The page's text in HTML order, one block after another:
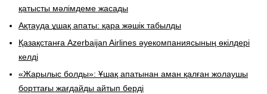
қатысты мәлімдеме жасады
Ақтауда ұшақ апаты: қара жәшік табылды
​Қазақстанға Azerbaijan Airlines әуекомпаниясының өкілдері
келді
«Жарылыс болды»: Ұшақ апатынан аман қалған жолаушы
борттағы жағдайды айтып берді